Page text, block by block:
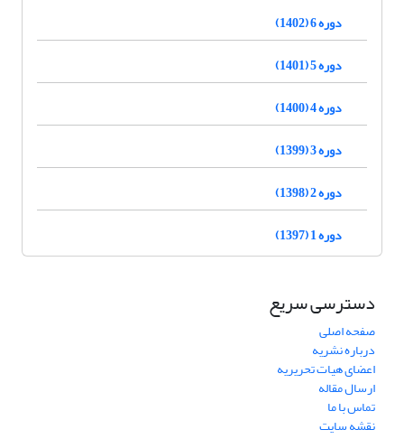
دوره 6 (1402)
دوره 5 (1401)
دوره 4 (1400)
دوره 3 (1399)
دوره 2 (1398)
دوره 1 (1397)
دسترسی سریع
صفحه اصلی
درباره نشریه
اعضای هیات تحریریه
ارسال مقاله
تماس با ما
نقشه سایت